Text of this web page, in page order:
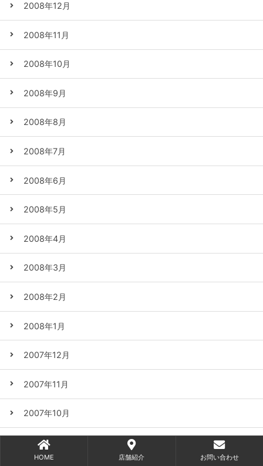
2008年12月
2008年11月
2008年10月
2008年9月
2008年8月
2008年7月
2008年6月
2008年5月
2008年4月
2008年3月
2008年2月
2008年1月
2007年12月
2007年11月
2007年10月
2007年9月
HOME 店舗紹介 お問い合わせ